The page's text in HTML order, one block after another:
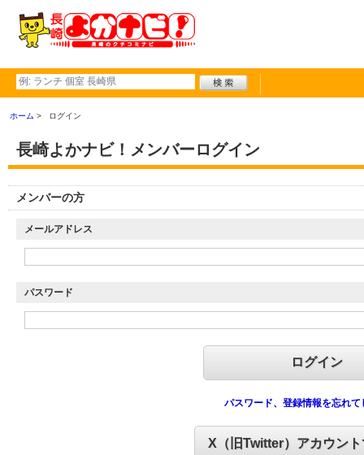
ホーム ログイン
長崎よかナビ！メンバーログイン
メンバーの方
メールアドレス
パスワード
パスワード、登録情報を忘れて
X（旧Twitter）アカウン